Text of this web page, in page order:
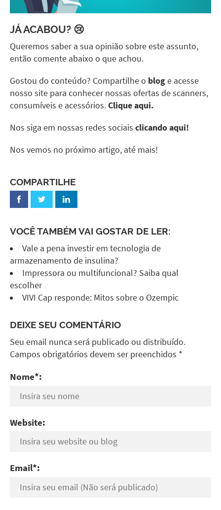
JÁ ACABOU? 😢
Queremos saber a sua opinião sobre este assunto,
então comente abaixo o que achou.
Gostou do conteúdo? Compartilhe o bloge acesse
nosso site para conhecer nossas ofertas de scanners,
consumíveis e acessórios.Clique aqui.
Nos siga em nossas redes sociais clicando aqui!
Nos vemos no próximo artigo, até mais!
COMPARTILHE
VOCÊ TAMBÉM VAI GOSTAR DE LER:
Vale a pena investir em tecnologia de
armazenamento de insulina?
Impressora ou multifuncional? Saiba qual
escolher
VIVI Cap responde: Mitos sobre o Ozempic
DEIXE SEU COMENTÁRIO
Seu email nunca será publicado ou distribuído.
Campos obrigatórios devem ser preenchidos *
Nome*:
Website:
Email*: